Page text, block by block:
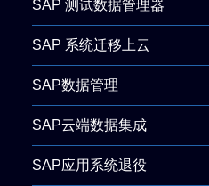
SAP 测试数据管理器
SAP 系统迁移上云
SAP数据管理
SAP云端数据集成
SAP应用系统退役